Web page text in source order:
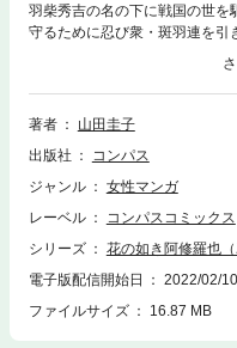
羽柴秀吉の名の下に戦国の世を
守るために忍び衆・斑羽連を引
し上がった天下人・秀吉から
花。一見、朗らかに出迎える秀
著者
山田圭子
出版社
コンパス
ジャンル
女性マンガ
レーベル
コンパスコミックス
シリーズ
花の如き阿修羅也（
電子版配信開始日
2022/02/10
ファイルサイズ
16.87 MB